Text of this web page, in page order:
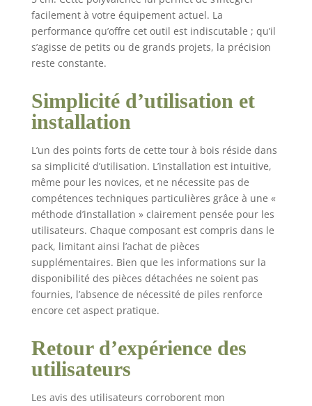
résistance à la
chaleur. Matériau
uniforme pour une
grande sécurité de
facilement à votre équipement actuel. La
performance qu’offre cet outil est indiscutable ; qu’il
s’agisse de petits ou de grands projets, la précision
reste constante.
Simplicité d’utilisation et
installation
L’un des points forts de cette tour à bois réside dans
sa simplicité d’utilisation. L’installation est intuitive,
même pour les novices, et ne nécessite pas de
compétences techniques particulières grâce à une «
méthode d’installation » clairement pensée pour les
utilisateurs. Chaque composant est compris dans le
pack, limitant ainsi l’achat de pièces
supplémentaires. Bien que les informations sur la
disponibilité des pièces détachées ne soient pas
fournies, l’absence de nécessité de piles renforce
encore cet aspect pratique.
Retour d’expérience des
utilisateurs
Les avis des utilisateurs corroborent mon